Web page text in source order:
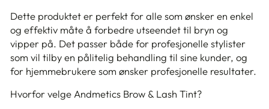
Dette produktet er perfekt for alle som ønsker en enkel
og effektiv måte å forbedre utseendet til bryn og
vipper på. Det passer både for profesjonelle stylister
som vil tilby en pålitelig behandling til sine kunder, og
for hjemmebrukere som ønsker profesjonelle resultater.
Hvorfor velge Andmetics Brow & Lash Tint?